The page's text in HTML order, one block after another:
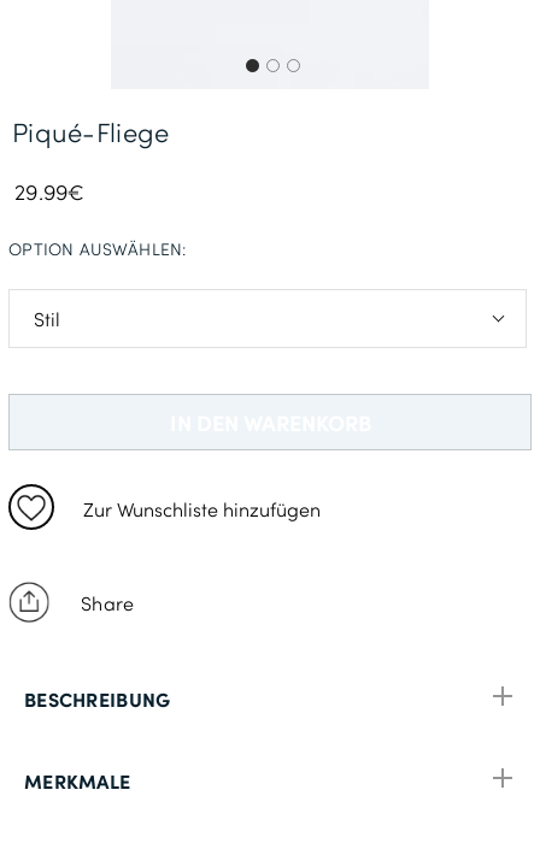
29.99€
Zur Wunschliste hinzufügen
Share
Piqué-Fliege
OPTION AUSWÄHLEN:
MERKMALE
BESCHREIBUNG